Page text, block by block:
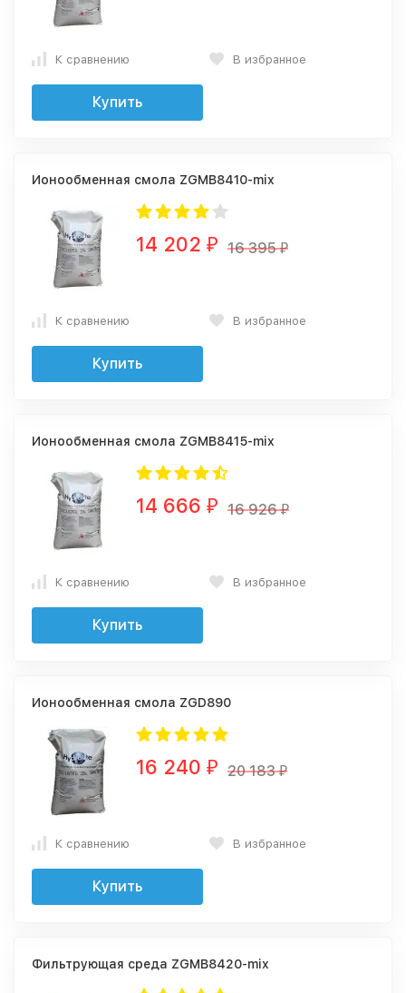
К сравнению В избранное
Купить
Ионообменная смола ZGMB8410-mix
14 202 ₽ 16 395₽
К сравнению В избранное
Купить
Ионообменная смола ZGMB8415-mix
14 666 ₽ 16 926₽
К сравнению В избранное
Купить
Ионообменная смола ZGD890
16 240 ₽ 20 183₽
К сравнению В избранное
Купить
Фильтрующая среда ZGMB8420-mix